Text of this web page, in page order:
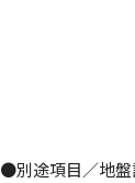
●別途項目／地盤